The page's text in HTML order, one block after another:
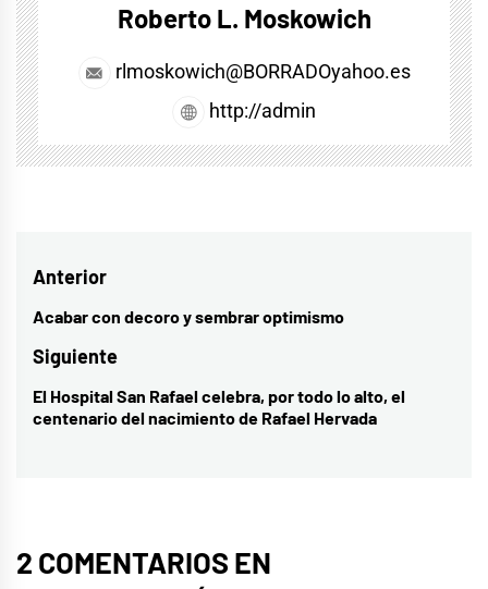
Roberto L. Moskowich
rlmoskowich@BORRADOyahoo.es
http://admin
Navegación
de
entradas
Anterior
Entrada
anterior:
Acabar con decoro y sembrar optimismo
Siguiente
Entrada
siguiente:
El Hospital San Rafael celebra, por todo lo alto, el
centenario del nacimiento de Rafael Hervada
2 COMENTARIOS EN